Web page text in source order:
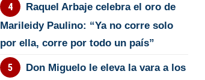
Raquel Arbaje celebra el oro de
Marileidy Paulino: “Ya no corre solo
por ella, corre por todo un país”
Don Miguelo le eleva la vara a los